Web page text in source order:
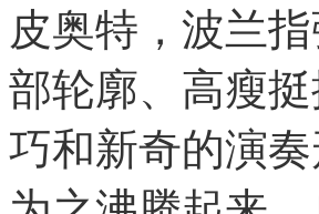
皮奥特，波兰
部轮廓、高瘦
巧和新奇的演